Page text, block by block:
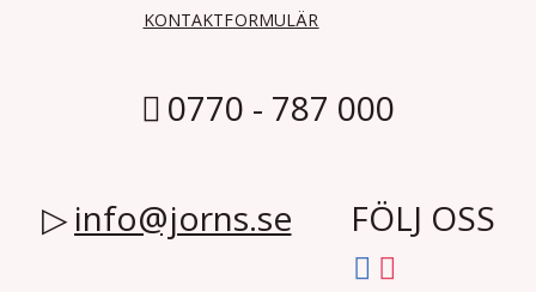
KONTAKTFORMULÄR
0770 - 787 000
info@jorns.se FÖLJ OSS